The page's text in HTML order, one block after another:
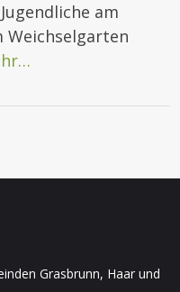
am
Weichselgarten
Grasbrunn, Haar und